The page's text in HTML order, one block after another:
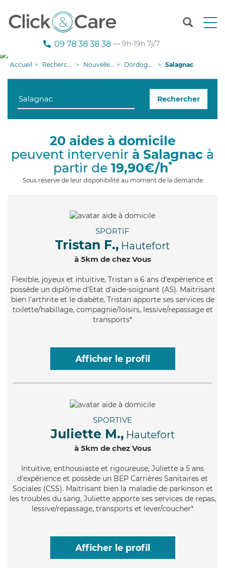
T
n
g
i
09 78 38 38 38 — 9h-19h 7j/7
Accueil Recherche aide à domicile Nouvelle-Aquitaine Dordogne Salagnac
Rechercher
20 aides à domicile
peuvent intervenir à Salagnac à
partir de 19,90€/h*
Sous réserve de leur disponibilité au moment de la demande
SPORTIF
Tristan F., Hautefort
à 5km de chez Vous
Flexible, joyeux et intuitive, Tristan a 6 ans d'expérience et
possède un diplôme d'Etat d'aide-soignant (AS). Maitrisant
bien l'arthrite et le diabète, Tristan apporte ses services de
toilette/habillage, compagnie/loisirs, lessive/repassage et
transports*
Afficher le profil
SPORTIVE
Juliette M., Hautefort
à 5km de chez Vous
Intuitive, enthousiaste et rigoureuse, Juliette a 5 ans
d'expérience et possède un BEP Carrières Sanitaires et
Sociales (CSS). Maitrisant bien la maladie de parkinson et
les troubles du sang, Juliette apporte ses services de repas,
lessive/repassage, transports et lever/coucher*
Afficher le profil